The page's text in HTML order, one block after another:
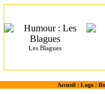
Les Blagues
Accueil| Logo|